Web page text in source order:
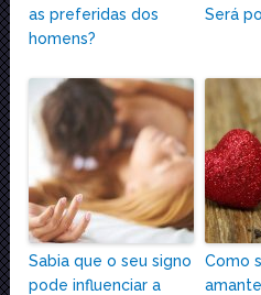
as preferidas dos
homens?
Será
Sabia que o seu signo
pode influenciar a
Como